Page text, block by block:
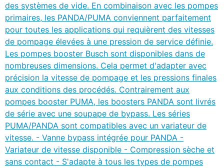
des systèmes de vide. En combinaison avec les pompes
primaires, les PANDA/PUMA conviennent parfaitement
pour toutes les applications qui requièrent des vitesses
de pompage élevées à une pression de service définie.
Les pompes booster Busch sont disponibles dans de
nombreuses dimensions. Cela permet d'adapter avec
précision la vitesse de pompage et les pressions finales
aux conditions des procédés. Contrairement aux
pompes booster PUMA, les boosters PANDA sont livrés
de série avec une soupape de bypass. Les séries
PUMA/PANDA sont compatibles avec un variateur de
vitesse. - Vanne bypass intégrée pour PANDA -
Variateur de vitesse disponible - Compression sèche et
sans contact - S'adapte à tous les types de pompes